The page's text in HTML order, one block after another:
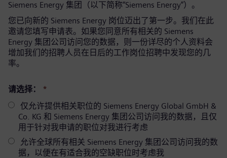
Siemens Energy 集团（以下简称“Siemens Energy”）。
您已向新的 Siemens Energy 岗位迈出了第一步。我们在此
邀请您填写申请表。如果您同意所有相关的 Siemens
Energy 集团公司访问您的数据，则一份详尽的个人资料会
增加我们的招聘人员在日后的工作岗位招聘中发现您的几
率。
请选择：
*
仅允许提供相关职位的 Siemens Energy Global GmbH &
Co. KG 和 Siemens Energy 集团公司访问我的数据，且仅
用于针对我申请的职位对我进行考虑
允许全球所有相关 Siemens Energy 集团公司访问我的数
据，以便在有适合我的空缺职位时考虑我